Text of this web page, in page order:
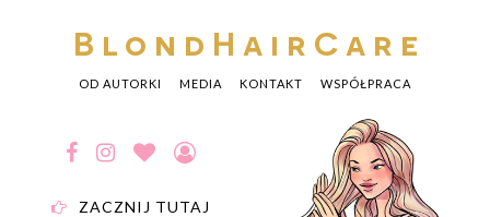
BlondHairCare
OD AUTORKI MEDIA KONTAKT WSPÓŁPRACA
ZACZNIJ TUTAJ